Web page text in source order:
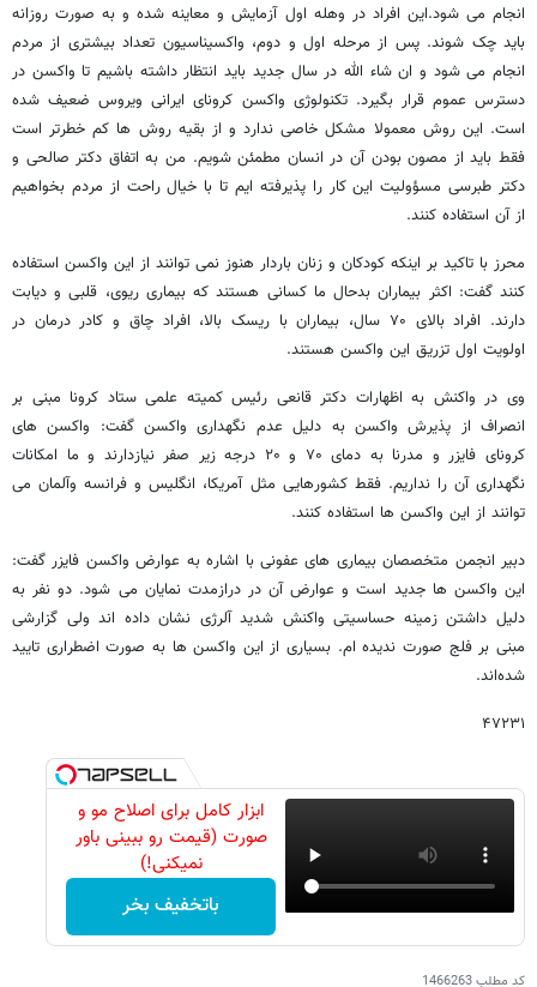
انجام می شود.این افراد در وهله اول آزمایش و معاینه شده و به صورت روزانه
باید چک شوند. پس از مرحله اول و دوم، واکسیناسیون تعداد بیشتری از مردم
انجام می شود و ان شاء الله در سال جدید باید انتظار داشته باشیم تا واکسن در
دسترس عموم قرار بگیرد. تکنولوژی واکسن کرونای ایرانی ویروس ضعیف شده
است. این روش معمولا مشکل خاصی ندارد و از بقیه روش ها کم خطرتر است
فقط باید از مصون بودن آن در انسان مطمئن شویم. من به اتفاق دکتر صالحی و
دکتر طبرسی مسؤولیت این کار را پذیرفته ایم تا با خیال راحت از مردم بخواهیم
از آن استفاده کنند.
محرز با تاکید بر اینکه کودکان و زنان باردار هنوز نمی توانند از این واکسن استفاده
کنند گفت: اکثر بیماران بدحال ما کسانی هستند که بیماری ریوی، قلبی و دیابت
دارند. افراد بالای ۷۰ سال، بیماران با ریسک بالا، افراد چاق و کادر درمان در
اولویت اول تزریق این واکسن هستند.
وی در واکنش به اظهارات دکتر قانعی رئیس کمیته علمی ستاد کرونا مبنی بر
انصراف از پذیرش واکسن به دلیل عدم نگهداری واکسن گفت: واکسن های
کرونای فایزر و مدرنا به دمای ۷۰ و ۲۰ درجه زیر صفر نیازدارند و ما امکانات
نگهداری آن را نداریم. فقط کشورهایی مثل آمریکا، انگلیس و فرانسه وآلمان می
توانند از این واکسن ها استفاده کنند.
دبیر انجمن متخصصان بیماری های عفونی با اشاره به عوارض واکسن فایزر گفت:
این واکسن ها جدید است و عوارض آن در درازمدت نمایان می شود. دو نفر به
دلیل داشتن زمینه حساسیتی واکنش شدید آلرژی نشان داده اند ولی گزارشی
مبنی بر فلج صورت ندیده ام. بسیاری از این واکسن ها به صورت اضطراری تایید
شده‌اند.
۴۷۲۳۱
ابزار کامل برای اصلاح مو و
صورت (قیمت رو ببینی باور
نمیکنی!)
باتخفیف بخر
کد مطلب1466263